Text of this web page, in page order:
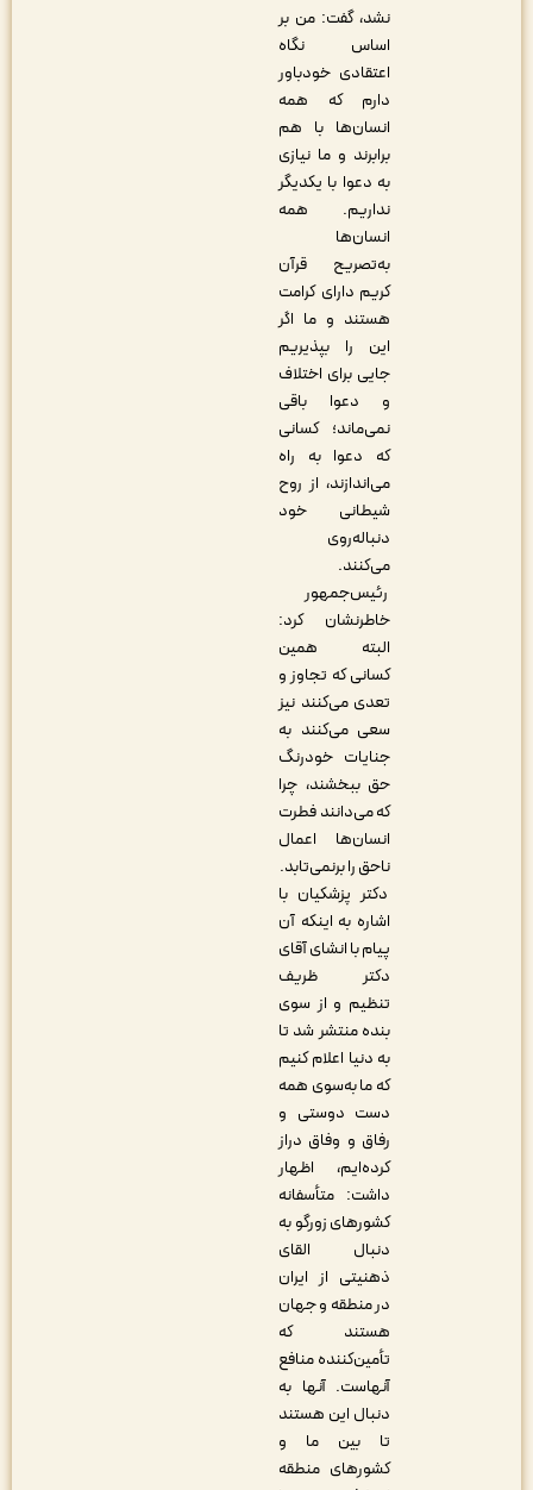
نشد، گفت: من بر
اساس نگاه
اعتقادی خودباور
دارم که همه
انسان‌ها با هم
برابرند و ما نیازی
به دعوا با یکدیگر
نداریم. همه
انسان‌ها
به‌تصریح قرآن
کریم دارای کرامت
هستند و ما اگر
این را بپذیریم
جایی برای اختلاف
و دعوا باقی
نمی‌ماند؛ کسانی
که دعوا به راه
می‌اندازند، از روح
شیطانی خود
دنباله‌روی
رئیس‌جمهور
خاطرنشان کرد:
البته همین
کسانی که تجاوز و
تعدی می‌کنند نیز
سعی می‌کنند به
جنایات خودرنگ
حق ببخشند، چرا
که می‌دانند فطرت
انسان‌ها اعمال
ناحق را برنمی‌تابد.
دکتر پزشکیان با
اشاره به اینکه آن
پیام با انشای آقای
دکتر ظریف
تنظیم و از سوی
بنده منتشر شد تا
به دنیا اعلام کنیم
که ما به‌سوی همه
دست دوستی و
رفاق و وفاق دراز
کرده‌ایم، اظهار
داشت: متأسفانه
کشورهای زورگو به
دنبال القای
ذهنیتی از ایران
در منطقه و جهان
هستند که
تأمین‌کننده منافع
آنهاست. آنها به
دنبال این هستند
تا بین ما و
کشورهای منطقه